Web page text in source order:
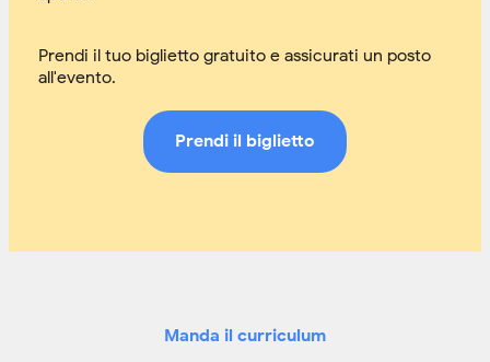
Prendi il tuo biglietto gratuito e assicurati un posto
all'evento.
Prendi il biglietto
Manda il curriculum